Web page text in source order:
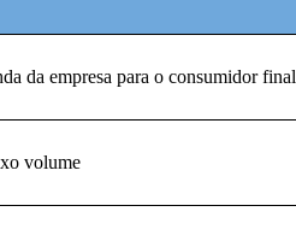
da empresa para o consumidor final
volume